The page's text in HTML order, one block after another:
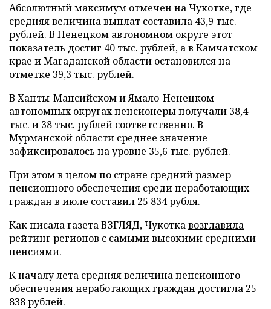
Абсолютный максимум отмечен на Чукотке, где
средняя величина выплат составила 43,9 тыс.
рублей. В Ненецком автономном округе этот
показатель достиг 40 тыс. рублей, а в Камчатском
крае и Магаданской области остановился на
отметке 39,3 тыс. рублей.
В Ханты-Мансийском и Ямало-Ненецком
автономных округах пенсионеры получали 38,4
тыс. и 38 тыс. рублей соответственно. В
Мурманской области среднее значение
зафиксировалось на уровне 35,6 тыс. рублей.
При этом в целом по стране средний размер
пенсионного обеспечения среди неработающих
граждан в июле составил 25 834 рубля.
Как писала газета ВЗГЛЯД, Чукоткавозглавила
рейтинг регионов с самыми высокими средними
пенсиями.
К началу лета средняя величина пенсионного
обеспечения неработающих граждан достигла 25
838 рублей.